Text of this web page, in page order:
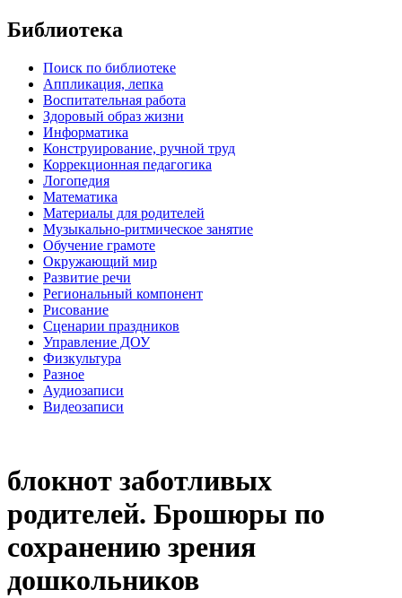
Библиотека
Поиск по библиотеке
Аппликация, лепка
Воспитательная работа
Здоровый образ жизни
Информатика
Конструирование, ручной труд
Коррекционная педагогика
Логопедия
Математика
Материалы для родителей
Музыкально-ритмическое занятие
Обучение грамоте
Окружающий мир
Развитие речи
Региональный компонент
Рисование
Сценарии праздников
Управление ДОУ
Физкультура
Разное
Аудиозаписи
Видеозаписи
блокнот заботливых
родителей. Брошюры по
сохранению зрения
дошкольников